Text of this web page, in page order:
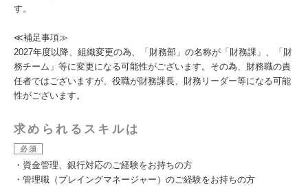
す。
≪補足事項≫
2027年度以降、組織変更の為、「財務部」の名称が「財務課」、「財
務チーム」等に変更になる可能性がございます。その為、財務職の責
任者ではございますが、役職が財務課長、財務リーダー等になる可能
性がございます。
求められるスキルは
必須
・資金管理、銀行対応のご経験をお持ちの方
・管理職（プレイングマネージャー）のご経験をお持ちの方